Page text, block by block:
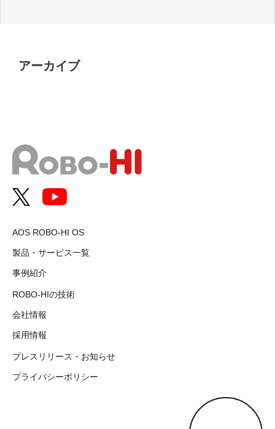
アーカイブ
AOS ROBO-HI OS
製品・サービス一覧
事例紹介
ROBO-HIの技術
会社情報
採用情報
プレスリリース・お知らせ
プライバシーポリシー